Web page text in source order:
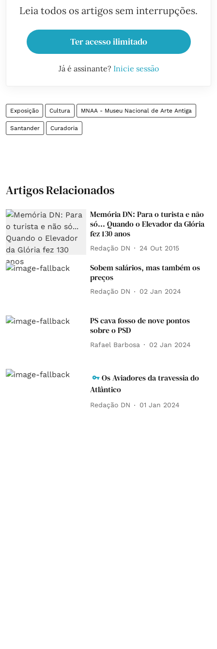
Leia todos os artigos sem interrupções.
Ter acesso ilimitado
Já é assinante? Inicie sessão
Exposição Cultura MNAA - Museu Nacional de Arte Antiga
Santander Curadoria
Artigos Relacionados
Memória DN: Para o turista e não
só... Quando o Elevador da Glória
fez 130 anos
Redação DN 24 Out 2015
Sobem salários, mas também os
preços
Redação DN 02 Jan 2024
PS cava fosso de nove pontos
sobre o PSD
Rafael Barbosa 02 Jan 2024
Os Aviadores da travessia do
Atlântico
Redação DN 01 Jan 2024